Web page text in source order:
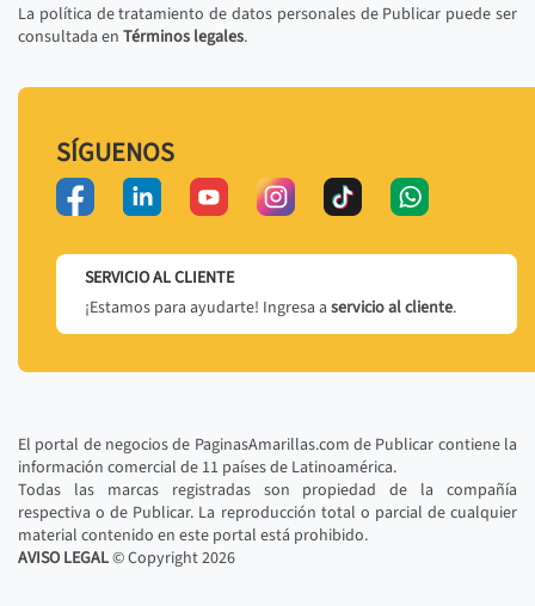
La política de tratamiento de datos personales de Publicar puede ser
consultada en Términos legales.
SÍGUENOS
SERVICIO AL CLIENTE
¡Estamos para ayudarte! Ingresa a servicio al cliente.
El portal de negocios de PaginasAmarillas.com de Publicar contiene la
información comercial de 11 países de Latinoamérica.
Todas las marcas registradas son propiedad de la compañía
respectiva o de Publicar. La reproducción total o parcial de cualquier
material contenido en este portal está prohibido.
AVISO LEGAL© Copyright2026